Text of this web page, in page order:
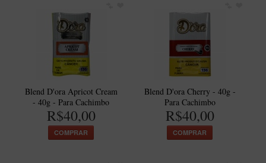
Blend D'ora Apricot Cream
- 40g - Para Cachimbo
R$40,00
COMPRAR
Blend D'ora Cherry - 40g -
Para Cachimbo
R$40,00
COMPRAR